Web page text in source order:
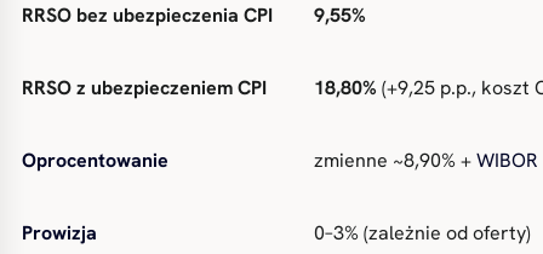
RRSO bez ubezpieczenia CPI 9,55%
RRSO z ubezpieczeniem CPI 18,80% (+9,25 p.p., koszt
Oprocentowanie zmienne ~8,90% +WIBOR
Prowizja 0–3% (zależnie od oferty)